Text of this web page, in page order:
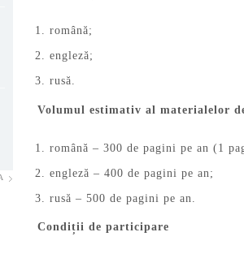
română;
engleză;
rusă.
Volumul estimativ al materialelor
română – 300 de pagini pe an (1
engleză – 400 de pagini pe an;
rusă – 500 de pagini pe an.
Condiții de participare